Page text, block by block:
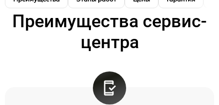
Преимущества сервис-
центра